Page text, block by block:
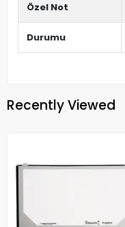
Özel Not
Durumu
Recently Viewed